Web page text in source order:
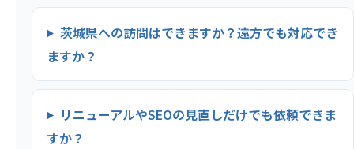
茨城県への訪問はできますか？遠方でも対応でき
ますか？
リニューアルやSEOの見直しだけでも依頼できま
すか？